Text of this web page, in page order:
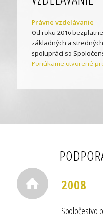
Právne vzdelávanie
Od roku 2016
základných a
spolupráci so
Ponúkame otvorené
2008
Spoločestvo